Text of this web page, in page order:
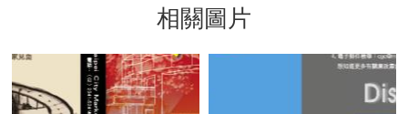
相關圖片